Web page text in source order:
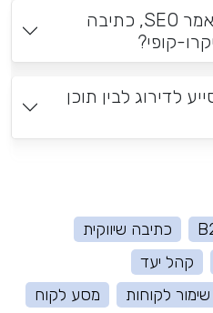
מה ההבדל בין כתיבת מאמר SEO, כתיבה
קופי?
לדירוג לבין תוכן
כתיבה שיווקית
קהל יעד
שימור לקוחות
מסע לקוח